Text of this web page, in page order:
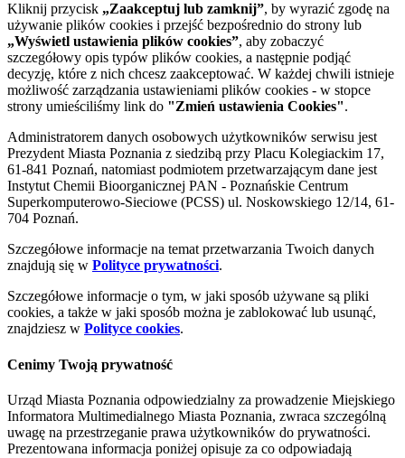
Kliknij przycisk „Zaakceptuj lub zamknij”, by wyrazić zgodę na
używanie plików cookies i przejść bezpośrednio do strony lub
„Wyświetl ustawienia plików cookies”, aby zobaczyć
szczegółowy opis typów plików cookies, a następnie podjąć
decyzję, które z nich chcesz zaakceptować. W każdej chwili istnieje
możliwość zarządzania ustawieniami plików cookies - w stopce
strony umieściliśmy link do "Zmień ustawienia Cookies".
Administratorem danych osobowych użytkowników serwisu jest
Prezydent Miasta Poznania z siedzibą przy Placu Kolegiackim 17,
61-841 Poznań, natomiast podmiotem przetwarzającym dane jest
Instytut Chemii Bioorganicznej PAN - Poznańskie Centrum
Superkomputerowo-Sieciowe (PCSS) ul. Noskowskiego 12/14, 61-
704 Poznań.
Szczegółowe informacje na temat przetwarzania Twoich danych
znajdują się w Polityce prywatności.
Szczegółowe informacje o tym, w jaki sposób używane są pliki
cookies, a także w jaki sposób można je zablokować lub usunąć,
znajdziesz w Polityce cookies.
Cenimy Twoją prywatność
Urząd Miasta Poznania odpowiedzialny za prowadzenie Miejskiego
Informatora Multimedialnego Miasta Poznania, zwraca szczególną
uwagę na przestrzeganie prawa użytkowników do prywatności.
Prezentowana informacja poniżej opisuje za co odpowiadają